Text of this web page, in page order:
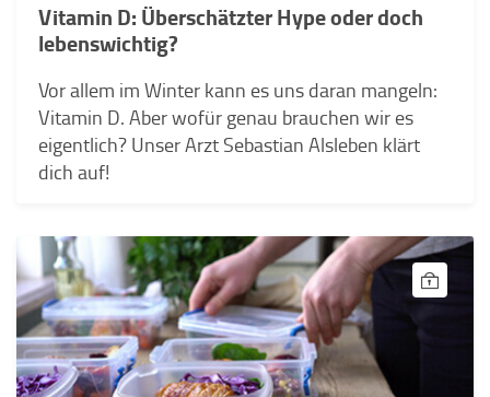
Vitamin D: Überschätzter Hype oder doch
lebenswichtig?
Vor allem im Winter kann es uns daran mangeln:
Vitamin D. Aber wofür genau brauchen wir es
eigentlich? Unser Arzt Sebastian Alsleben klärt
dich auf!